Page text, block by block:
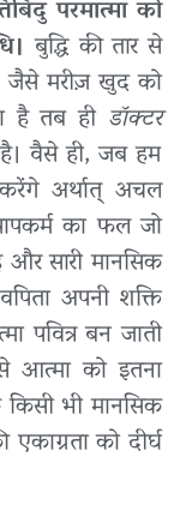
परमात्मा को
बुद्धि की तार से
जैसे मरीज़ खुद को
तब ही डॉक्टर
वैसे ही, जब हम
अर्थात् अचल
का फल जो
सारी मानसिक
अपनी शक्ति
पवित्र बन जाती
आत्मा को इतना
भी मानसिक
को दीर्घ